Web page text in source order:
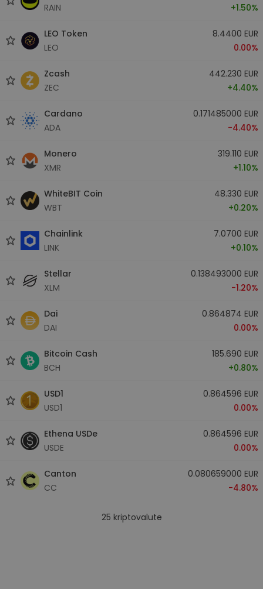
RAIN
+1.50%
LEO Token
LEO
8.4400 EUR
0.00%
Zcash
ZEC
442.230 EUR
+4.40%
Cardano
ADA
0.171485000 EUR
-4.40%
Monero
XMR
319.110 EUR
+1.10%
WhiteBIT Coin
WBT
48.330 EUR
+0.20%
Chainlink
LINK
7.0700 EUR
+0.10%
Stellar
XLM
0.138493000 EUR
-1.20%
Dai
DAI
0.864874 EUR
0.00%
Bitcoin Cash
BCH
185.690 EUR
+0.80%
USD1
USD1
0.864596 EUR
0.00%
Ethena USDe
USDE
0.864596 EUR
0.00%
Canton
CC
0.080659000 EUR
-4.80%
25 kriptovalute